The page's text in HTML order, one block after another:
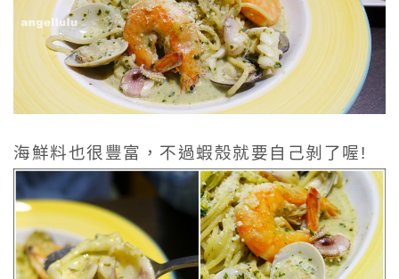
海鮮料也很豐富，不過蝦殼就要自己剝了喔!